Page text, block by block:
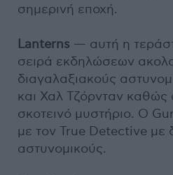
σημερινή εποχή.
Lanterns — αυτή η
σειρά εκδηλώσεων
διαγαλαξιακούς
και Χαλ Τζόρνταν
σκοτεινό μυστήριο. Ο
με τον True Detective με
αστυνομικούς.